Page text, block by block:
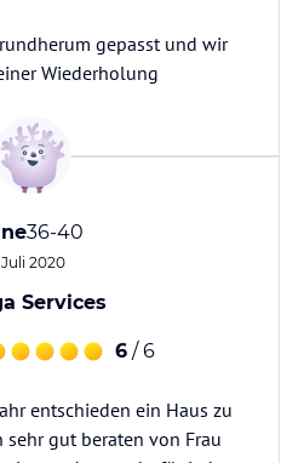
gepasst und wir
Wiederholung
36-40
Juli 2020
Services
6 / 6
entschieden ein Haus zu
gut beraten von Frau